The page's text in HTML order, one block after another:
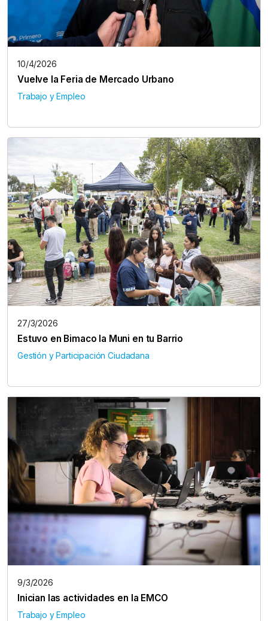
10/4/2026
Vuelve la Feria de Mercado Urbano
Trabajo y Empleo
27/3/2026
Estuvo en Bimaco la Muni en tu Barrio
Gestión y Participación Ciudadana
9/3/2026
Inician las actividades en la EMCO
Trabajo y Empleo